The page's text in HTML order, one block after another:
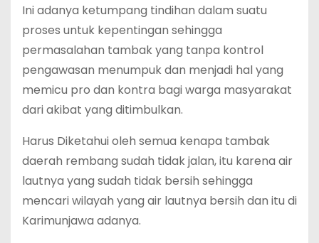
Ini adanya ketumpang tindihan dalam suatu
proses untuk kepentingan sehingga
permasalahan tambak yang tanpa kontrol
pengawasan menumpuk dan menjadi hal yang
memicu pro dan kontra bagi warga masyarakat
dari akibat yang ditimbulkan.
Harus Diketahui oleh semua kenapa tambak
daerah rembang sudah tidak jalan, itu karena air
lautnya yang sudah tidak bersih sehingga
mencari wilayah yang air lautnya bersih dan itu di
Karimunjawa adanya.